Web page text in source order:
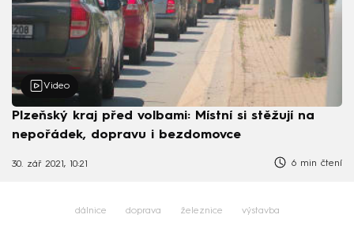
Video
Plzeňský kraj před volbami: Místní si stěžují na
nepořádek, dopravu i bezdomovce
30. zář 2021, 10:21 6 min čtení
dálnice doprava železnice výstavba